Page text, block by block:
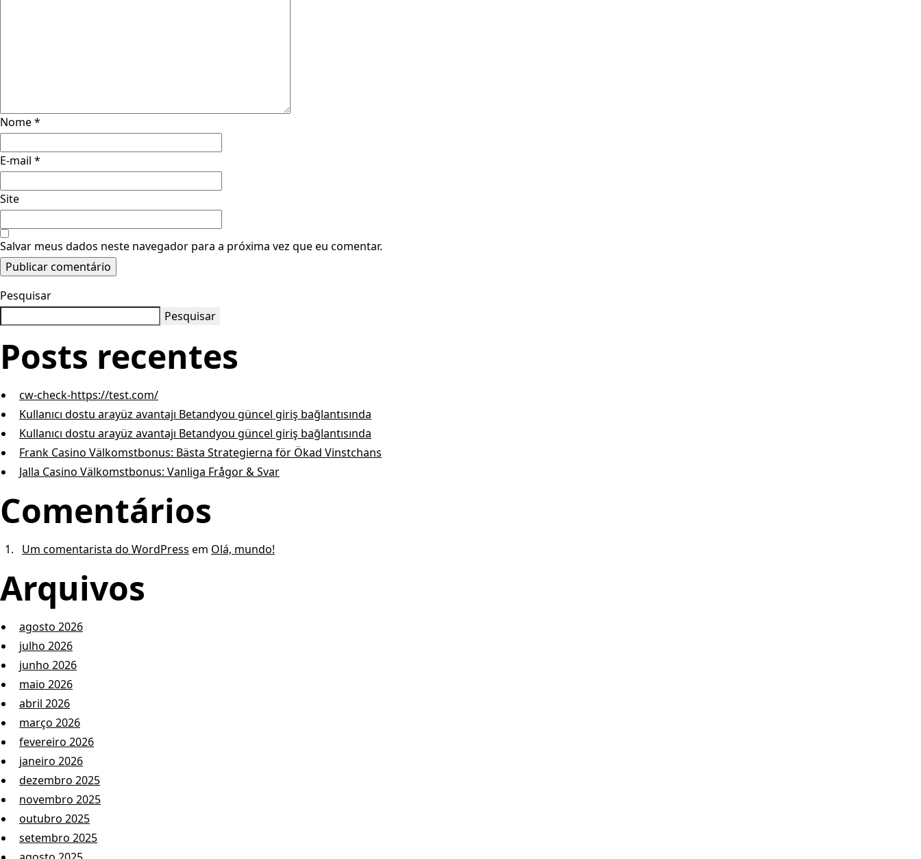
Nome*
E-mail *
Site
Salvar meus dados neste navegador para a próxima vez que eu comentar.
Pesquisar
Pesquisar
Posts recentes
cw-check-https://test.com/
Kullanıcı dostu arayüz avantajı Betandyou güncel giriş bağlantısında
Kullanıcı dostu arayüz avantajı Betandyou güncel giriş bağlantısında
Frank Casino Välkomstbonus: Bästa Strategierna för Ökad Vinstchans
Jalla Casino Välkomstbonus: Vanliga Frågor & Svar
Comentários
Um comentarista do WordPress em Olá, mundo!
Arquivos
agosto 2026
julho 2026
junho 2026
maio 2026
abril 2026
março 2026
fevereiro 2026
janeiro 2026
dezembro 2025
novembro 2025
outubro 2025
setembro 2025